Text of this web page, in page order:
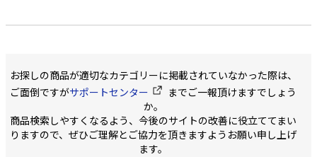
お探しの商品が適切なカテゴリーに掲載されていなかった際は、
ご面倒ですがサポートセンター
までご一報頂けますでしょう
か。
商品検索しやすくなるよう、今後のサイトの改善に役立ててまい
りますので、ぜひご理解とご協力を頂きますようお願い申し上げ
ます。